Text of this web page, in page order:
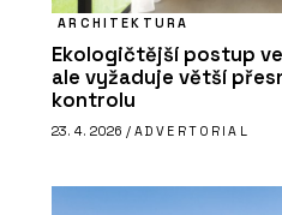
ARCHITEKTURA
Ekologičtější postup
ale vyžaduje větší
kontrolu
23. 4. 2026 / ADVERTORIAL